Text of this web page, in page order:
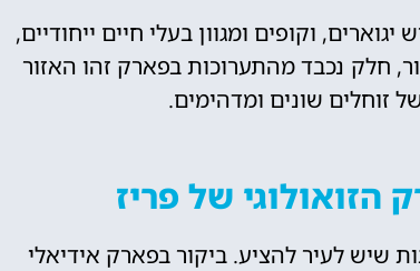
וקופים ומגוון בעלי חיים ייחודיים,
חלק נכבד מהתערוכות בפארק זהו האזור
זוחלים שונים ומדהימים.
הזואולוגי של פריז
שיש לעיר להציע. ביקור בפארק אידיאלי